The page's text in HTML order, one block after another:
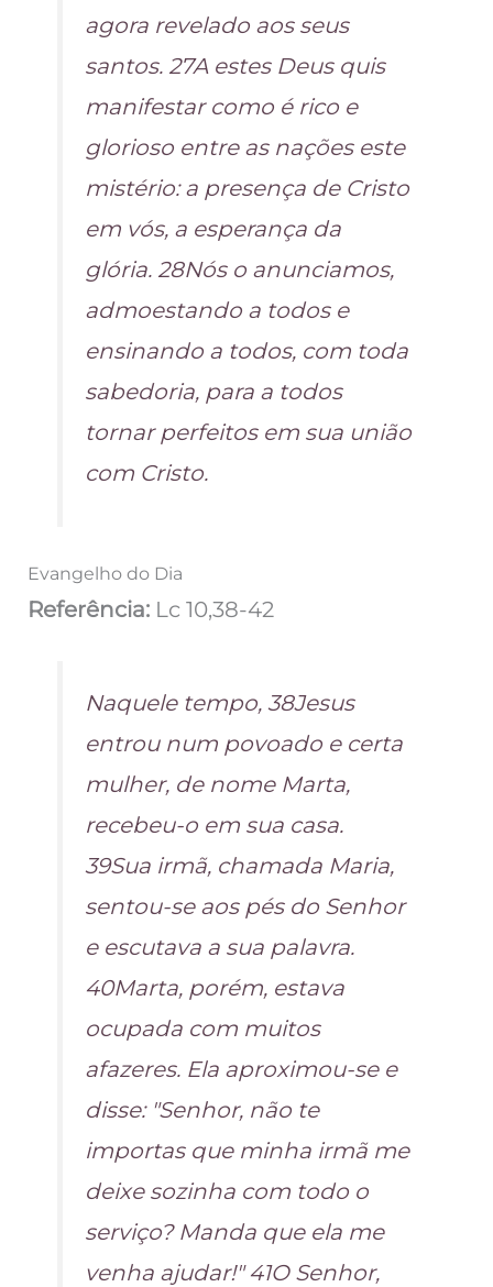
agora revelado aos seus
santos. 27A estes Deus quis
manifestar como é rico e
glorioso entre as nações este
mistério: a presença de Cristo
em vós, a esperança da
glória. 28Nós o anunciamos,
admoestando a todos e
ensinando a todos, com toda
sabedoria, para a todos
tornar perfeitos em sua união
com Cristo.
Evangelho do Dia
Referência: Lc 10,38-42
Naquele tempo, 38Jesus
entrou num povoado e certa
mulher, de nome Marta,
recebeu-o em sua casa.
39Sua irmã, chamada Maria,
sentou-se aos pés do Senhor
e escutava a sua palavra.
40Marta, porém, estava
ocupada com muitos
afazeres. Ela aproximou-se e
disse: "Senhor, não te
importas que minha irmã me
deixe sozinha com todo o
serviço? Manda que ela me
venha ajudar!" 41O Senhor,